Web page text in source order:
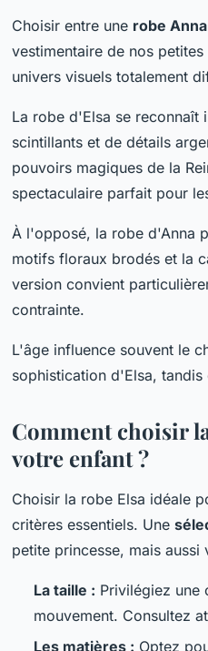
Choisir entre une robe Anna
vestimentaire de nos
univers visuels totalement
La robe d'Elsa se reconnaît
scintillants et de détails
pouvoirs magiques de la
spectaculaire parfait pour
À l'opposé, la robe d'Anna
motifs floraux brodés et la
version convient
contrainte.
L'âge influence souvent le
sophistication d'Elsa,
Comment choisir
votre enfant ?
Choisir la robe Elsa idéale
critères essentiels. Une
petite princesse, mais
La taille : Privilégiez une
mouvement. Consultez
Les matières : Optez